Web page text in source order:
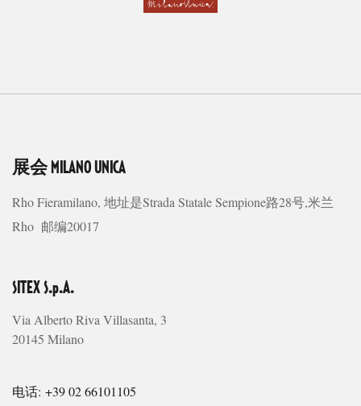
展会 MILANO UNICA
Rho Fieramilano, 地址是Strada Statale Sempione路28号,米兰
Rho 邮编20017
SITEX S.p.A.
Via Alberto Riva Villasanta, 3
20145 Milano
电话: +39 02 66101105